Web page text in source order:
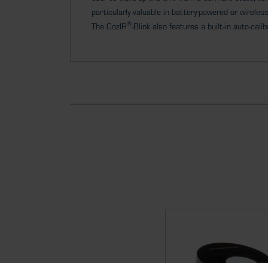
particularly valuable in battery-powered or
The CozIR®-Blink also features a built-in auto-